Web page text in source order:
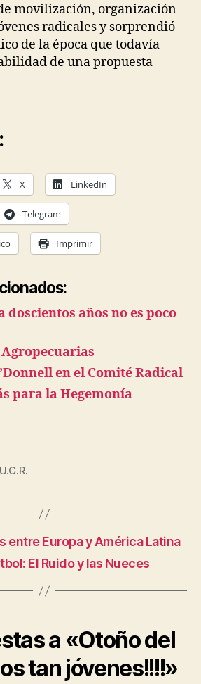
movilización, organización
radicales y sorprendió
de la época que todavía
de una propuesta
X LinkedIn
Telegram
Imprimir
doscientos años no es poco
en el Comité Radical
para la Hegemonía
U.C.R.
entre Europa y América Latina
El Ruido y las Nueces
a «Otoño del
tan jóvenes!!!!»